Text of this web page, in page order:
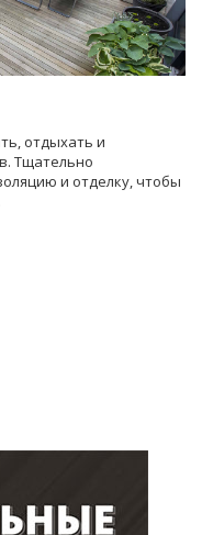
отдыхать и
Тщательно
и отделку, чтобы